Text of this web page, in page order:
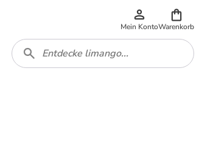
Mein KontoWarenkorb